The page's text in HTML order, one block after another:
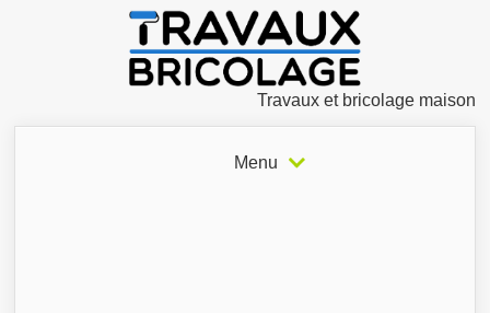
Travaux et bricolage maison
Menu